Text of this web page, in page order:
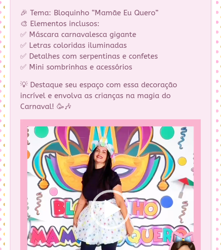
🎉 Tema: Bloquinho “Mamãe Eu Quero”
🎨 Elementos inclusos:
✅ Máscara carnavalesca gigante
✅ Letras coloridas iluminadas
✅ Detalhes com serpentinas e confetes
✅ Mini sombrinhas e acessórios
💡 Destaque seu espaço com essa decoração
incrível e envolva as crianças na magia do
Carnaval! 🥳🎶
de
vídeo